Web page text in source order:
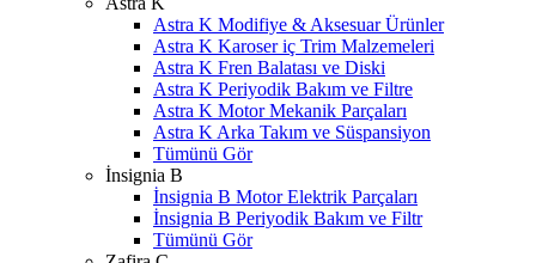
Astra K Modifiye & Aksesuar Ürünler
Astra K Karoser iç Trim Malzemeleri
Astra K Fren Balatası ve Diski
Astra K Periyodik Bakım ve Filtre
Astra K Motor Mekanik Parçaları
Astra K Arka Takım ve Süspansiyon
Tümünü Gör
İnsignia B
İnsignia B Motor Elektrik Parçaları
İnsignia B Periyodik Bakım ve Filtr
Tümünü Gör